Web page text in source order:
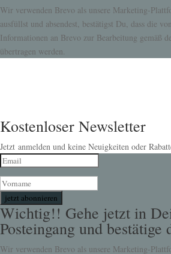
Wir verwenden Brevo als unsere Marketing-
ausfüllst und absendest, bestätigst Du, dass die
Informationen an Brevo zur Bearbeitung gemäß
übertragen werden.
Kostenloser Newsletter
Jetzt anmelden und keine Neuigkeiten oder
jetzt abonnieren
Wichtig!! Gehe jetzt in
Posteingang und bestätige
Wir verwenden Brevo als unsere Marketing-